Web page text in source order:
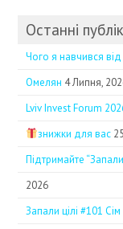
Останні
Чого я навчився
Омелян 4 Липня,
Lviv Invest Forum
знижки для вас
Підтримайте
2026
Запали цілі #101